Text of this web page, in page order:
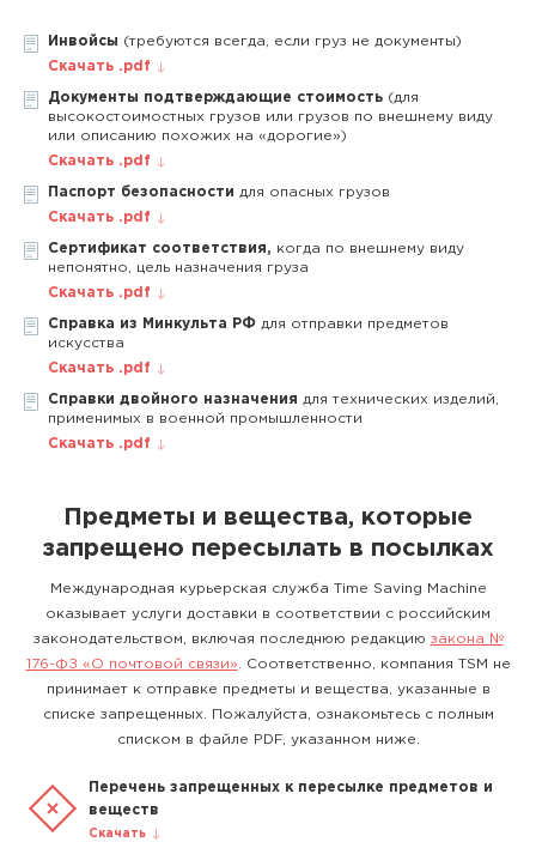
Инвойсы (требуются всегда, если груз не документы)
Скачать .pdf
Документы подтверждающие стоимость (для
высокостоимостных грузов или грузов по внешнему виду
или описанию похожих на «дорогие»)
Скачать .pdf
Паспорт безопасности для опасных грузов
Скачать .pdf
Сертификат соответствия, когда по внешнему виду
непонятно, цель назначения груза
Скачать .pdf
Справка из Минкульта РФ для отправки предметов
искусства
Скачать .pdf
Справки двойного назначения для технических изделий,
применимых в военной промышленности
Скачать .pdf
Предметы и вещества, которые
запрещено пересылать в посылках
Международная курьерская служба Time Saving Machine
оказывает услуги доставки в соответствии с российским
законодательством, включая последнюю редакцию закона №
176-ФЗ «О почтовой связи» . Соответственно, компания TSM не
принимает к отправке предметы и вещества, указанные в
списке запрещенных. Пожалуйста, ознакомьтесь с полным
списком в файле PDF, указанном ниже.
Перечень запрещенных к пересылке предметов и
веществ
Скачать